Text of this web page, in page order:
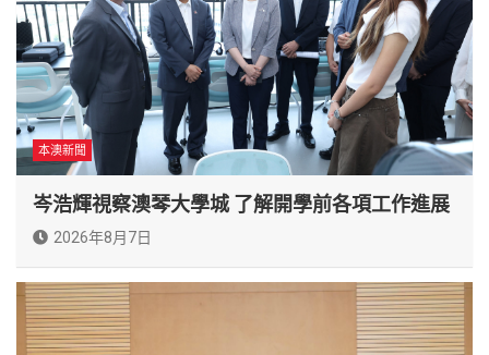
本澳新聞
岑浩輝視察澳琴大學城 了解開學前各項工作進展
2026年8月7日